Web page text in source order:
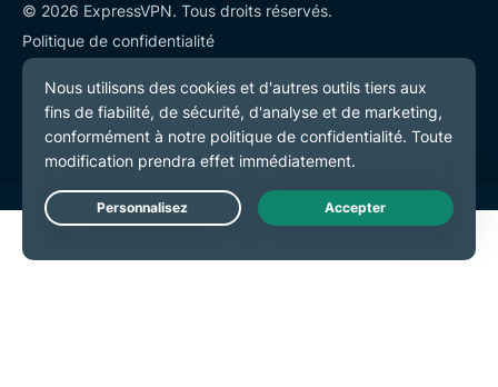
© 2026 ExpressVPN. Tous droits réservés.
Politique de confidentialité
Conditions de service
Préférences de cookies
Live Chat